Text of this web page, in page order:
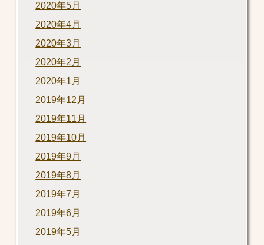
2020年5月
2020年4月
2020年3月
2020年2月
2020年1月
2019年12月
2019年11月
2019年10月
2019年9月
2019年8月
2019年7月
2019年6月
2019年5月